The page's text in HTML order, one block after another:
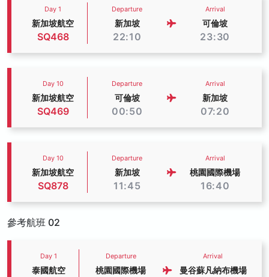
Day 1
新加坡航空
SQ468
Departure
新加坡
22:10
Arrival
可倫坡
23:30
Day 10
新加坡航空
SQ469
Departure
可倫坡
00:50
Arrival
新加坡
07:20
Day 10
新加坡航空
SQ878
Departure
新加坡
11:45
Arrival
桃園國際機場
16:40
參考航班 02
Day 1
泰國航空
Departure
桃園國際機場
Arrival
曼谷蘇凡納布機場